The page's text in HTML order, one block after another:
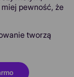
pewność, że
tworzą